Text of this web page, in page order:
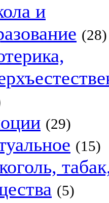
и
(28)
(29)
(15)
(5)